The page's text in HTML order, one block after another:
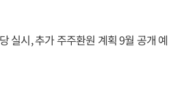
실시, 추가 주주환원 계획 9월 공개 예